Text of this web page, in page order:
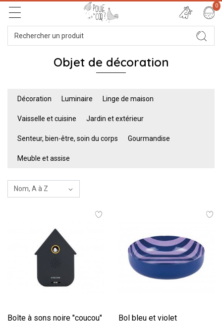
0
Objet de décoration
Décoration Luminaire Linge de maison
Vaisselle et cuisine Jardin et extérieur
Senteur, bien-être, soin du corps Gourmandise
Meuble et assise
Boîte à sons noire "coucou" Bol bleu et violet